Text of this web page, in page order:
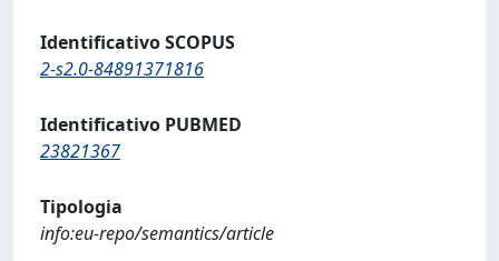
Identificativo SCOPUS
2-s2.0-84891371816
Identificativo PUBMED
23821367
Tipologia
info:eu-repo/semantics/article